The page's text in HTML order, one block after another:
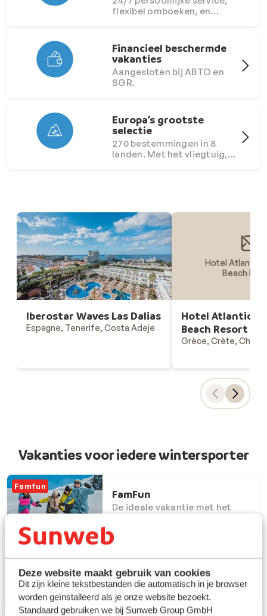
Deze website maakt gebruik van cookies
Dit zijn kleine tekstbestanden die automatisch in je browser
worden geïnstalleerd als je onze website bezoekt.
Standaard gebruiken we bij Sunweb Group GmbH
flexibel omboeken, en
Financieel beschermde
vakanties
Aangesloten bij ABTO en
SGR.
Europa’s grootste
selectie
270 bestemmingen in 8
landen. Met het vliegtuig,
Iberostar Waves Las Dalias
Espagne, Tenerife, Costa Adeje
Hotel Atlantica
Beach
Hotel Atlantica
Beach Resort
Grèce, Crète,
Vakanties voor iedere wintersporter
famfun
FamFun
De ideale vakantie met het
Short ski
Mini skivakantie
Weekend of midweek skiën